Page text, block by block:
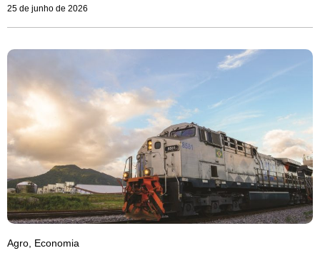
25 de junho de 2026
Agro Economia